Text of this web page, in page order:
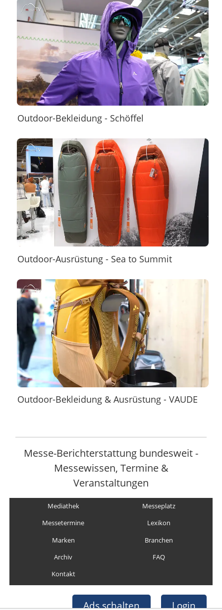
Outdoor-Bekleidung - Schöffel
Outdoor-Ausrüstung - Sea to Summit
Outdoor-Bekleidung & Ausrüstung - VAUDE
Messe-Berichterstattung bundesweit -
Messewissen, Termine &
Veranstaltungen
Mediathek
Messeplatz
Messetermine
Lexikon
Marken
Branchen
Archiv
FAQ
Kontakt
Ads schalten Login